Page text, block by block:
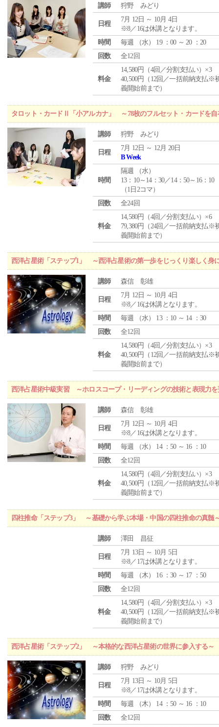
講師 狩野 みどり
日程
7月 12日 ～ 10月 4日
※8／16は休講となります。
時間
毎週 （水） 19 ：00 ～ 20 ：20
回数
全12回
料金
14,580円（4回／分割支払い）×3
40,500円（12回／一括前納支払※
義開始前まで）
タロット・カードⅡ「小アルカナ」 ～78枚のフルセット・カードを自
講師 狩野 みどり
日程
7月 12日 ～ 12月 20日
B Week
時間
隔週 （水）
13：10～14：30／14：50～16：10
（1日2コマ）
回数
全24回
料金
14,580円（4回／分割支払い）×6
79,380円（24回／一括前納支払※
義開始前まで）
西洋占星術「ステップ1」 ～西洋占星術の第一歩をじっくり楽しく身
講師 森信 彰雄
日程
7月 12日 ～ 10月 4日
※8／16は休講となります。
時間
毎週 （水） 13 ：10 ～ 14 ：30
回数
全12回
料金
14,580円（4回／分割支払い）×3
40,500円（12回／一括前納支払※
義開始前まで）
西洋占星術中級実習 ～ホロスコープ・リーディングの技術と表現力
講師 森信 彰雄
日程
7月 12日 ～ 10月 4日
※8／16は休講となります。
時間
毎週 （水） 14 ：50 ～ 16 ：10
回数
全12回
料金
14,580円（4回／分割支払い）×3
40,500円（12回／一括前納支払※
義開始前まで）
四柱推命「ステップ3」 ～基礎から学ぶ本場・中国の四柱推命の真髄
講師 澤田 昌征
日程
7月 13日 ～ 10月 5日
※8／17は休講となります。
時間
毎週 （木） 16 ：30 ～ 17 ：50
回数
全12回
料金
14,580円（4回／分割支払い）×3
40,500円（12回／一括前納支払※
義開始前まで）
西洋占星術「ステップ2」 ～本格的な西洋占星術の世界に参入する～
講師 狩野 みどり
日程
7月 13日 ～ 10月 5日
※8／17は休講となります。
時間
毎週 （木） 14 ：50 ～ 16 ：10
回数
全12回